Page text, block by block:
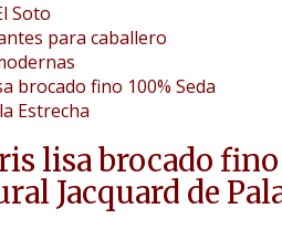
Soto
para caballero
brocado fino 100% Seda
Estrecha
lisa brocado fino
Jacquard de